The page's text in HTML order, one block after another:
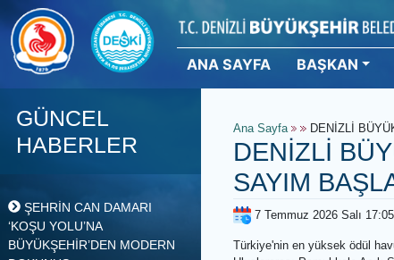
ANA SAYFA
GÜNCEL
HABERLER
ŞEHRİN CAN DAMARI
‘KOŞU YOLU’NA
Ana Sayfa DENİZLİ
DENİZLİ
SAYIM
7 Temmuz 2026